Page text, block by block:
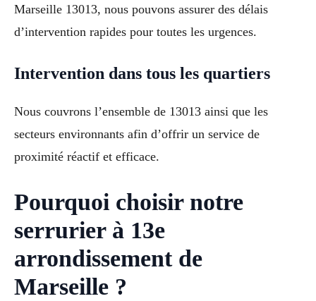
Marseille 13013, nous pouvons assurer des délais
d’intervention rapides pour toutes les urgences.
Intervention dans tous les quartiers
Nous couvrons l’ensemble de 13013 ainsi que les
secteurs environnants afin d’offrir un service de
proximité réactif et efficace.
Pourquoi choisir notre
serrurier à 13e
arrondissement de
Marseille ?